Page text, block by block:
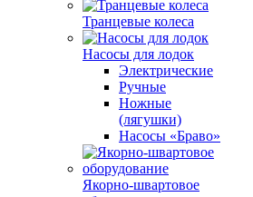
Транцевые колеса
Насосы для лодок
Электрические
Ручные
Ножные
(лягушки)
Насосы «Браво»
Якорно-швартовое